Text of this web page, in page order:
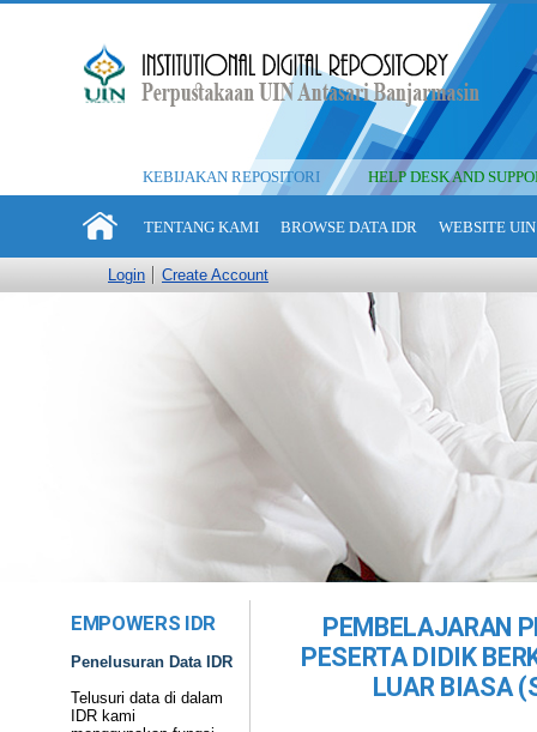
KEBIJAKAN REPOSITORI HELP DESK AND
TENTANG KAMI BROWSE DATA IDR WEBSITE
Login Create Account
EMPOWERS IDR
Penelusuran Data IDR
Telusuri data di dalam
IDR kami
PEMBELAJARAN
PESERTA DIDIK
LUAR BIASA